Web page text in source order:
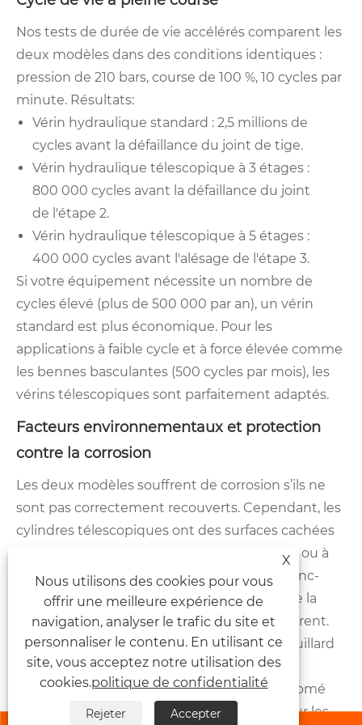
Nos tests de durée de vie accélérés comparent les
deux modèles dans des conditions identiques :
pression de 210 bars, course de 100 %, 10 cycles par
minute. Résultats:
Vérin hydraulique standard : 2,5 millions de
cycles avant la défaillance du joint de tige.
Vérin hydraulique télescopique à 3 étages :
800 000 cycles avant la défaillance du joint
de l'étape 2.
Vérin hydraulique télescopique à 5 étages :
400 000 cycles avant l'alésage de l'étape 3.
Si votre équipement nécessite un nombre de
cycles élevé (plus de 500 000 par an), un vérin
standard est plus économique. Pour les
applications à faible cycle et à force élevée comme
les bennes basculantes (500 cycles par mois), les
vérins télescopiques sont parfaitement adaptés.
Facteurs environnementaux et protection
contre la corrosion
Les deux modèles souffrent de corrosion s’ils ne
sont pas correctement recouverts. Cependant, les
cylindres télescopiques ont des surfaces cachées
entre les étages qui sont difficiles à peindre ou à
plaquer. Notre usine utilise un placage de zinc-
nickel sur tous les extérieurs et intérieurs de la
scène, suivi d'un chromate trivalent transparent.
Cela offre 1000 heures de résistance au brouillard
salin. Les cylindres standard reçoivent
généralement uniquement un placage chromé
sur la tige et de la peinture sur le canon. Pour les
X
Nous utilisons des cookies pour vous
offrir une meilleure expérience de
navigation, analyser le trafic du site et
personnaliser le contenu. En utilisant ce
site, vous acceptez notre utilisation des
cookies.politique de confidentialité
Rejeter Accepter